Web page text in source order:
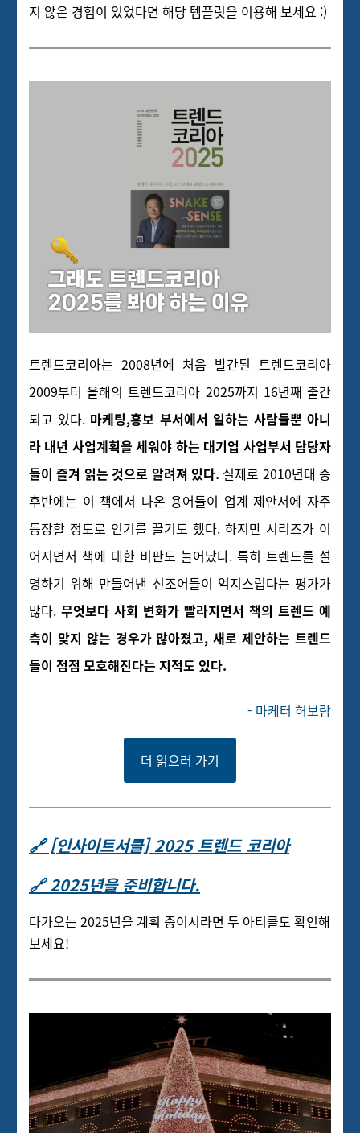
지 않은 경험이 있었다면 해당 템플릿을 이용해 보세요 :)
트렌드코리아는 2008년에 처음 발간된 트렌드코리아
2009부터 올해의 트렌드코리아 2025까지 16년째 출간
되고 있다. 마케팅,홍보 부서에서 일하는 사람들뿐 아니
라 내년 사업계획을 세워야 하는 대기업 사업부서 담당자
들이 즐겨 읽는 것으로 알려져 있다. 실제로 2010년대 중
후반에는 이 책에서 나온 용어들이 업계 제안서에 자주
등장할 정도로 인기를 끌기도 했다. 하지만 시리즈가 이
어지면서 책에 대한 비판도 늘어났다. 특히 트렌드를 설
명하기 위해 만들어낸 신조어들이 억지스럽다는 평가가
많다. 무엇보다 사회 변화가 빨라지면서 책의 트렌드 예
측이 맞지 않는 경우가 많아졌고, 새로 제안하는 트렌드
들이 점점 모호해진다는 지적도 있다.
- 마케터 허보람
더 읽으러 가기
🔗 [인사이트서클] 2025 트렌드 코리아
🔗 2025년을 준비합니다.
다가오는 2025년을 계획 중이시라면 두 아티클도 확인해
보세요!